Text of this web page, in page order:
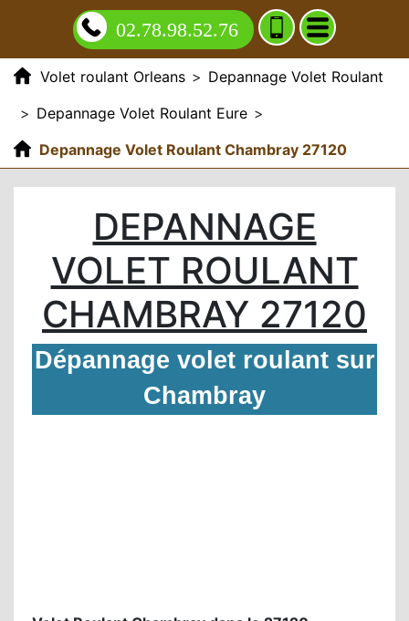
02.78.98.52.76
Volet roulant Orleans > Depannage Volet Roulant
> Depannage Volet Roulant Eure >
Depannage Volet Roulant Chambray 27120
DEPANNAGE
VOLET ROULANT
CHAMBRAY 27120
Dépannage volet roulant sur
Chambray